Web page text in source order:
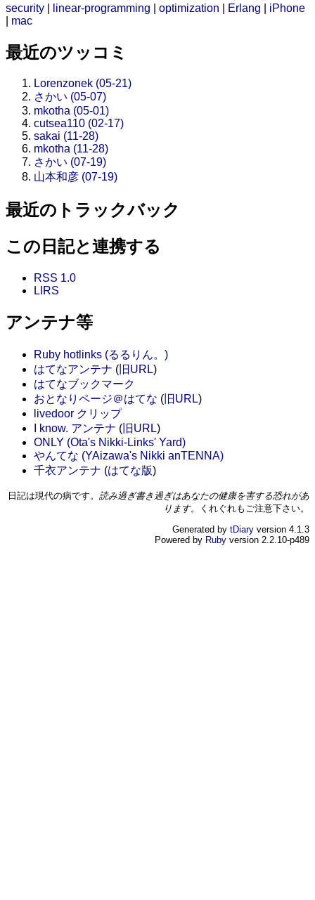
security
linear-programming optimization Erlang
iPhone
mac
最近のツッコミ
Lorenzonek (05-21)
さかい (05-07)
mkotha (05-01)
cutsea110 (02-17)
sakai (11-28)
mkotha (11-28)
さかい (07-19)
山本和彦 (07-19)
最近のトラックバック
この日記と連携する
RSS 1.0
LIRS
アンテナ等
Ruby hotlinks (るるりん。)
はてなアンテナ ( 旧URL)
はてなブックマーク
おとなりページ＠はてな ( 旧URL)
livedoor クリップ
I know. アンテナ ( 旧URL)
ONLY (Ota's Nikki-Links' Yard)
やんてな (YAizawa's Nikki anTENNA)
千衣アンテナ (はてな版)
日記は現代の病です。 読み過ぎ書き過ぎはあなたの健康を害する恐れがあ
ります。
くれぐれもご注意下さい。
Generated by tDiary version 4.1.3
Powered by Ruby version 2.2.10-p489